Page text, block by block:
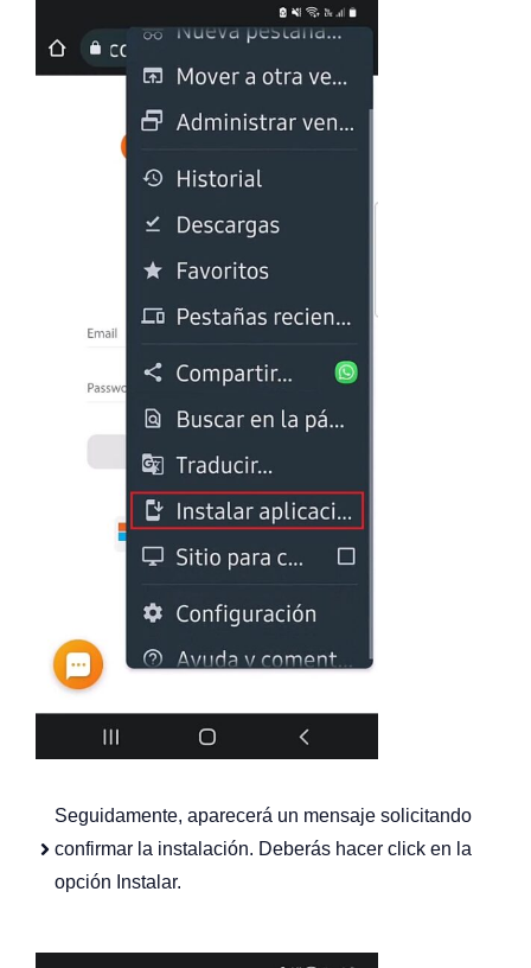
Seguidamente, aparecerá un mensaje solicitando
confirmar la instalación. Deberás hacer click en la
opción Instalar.